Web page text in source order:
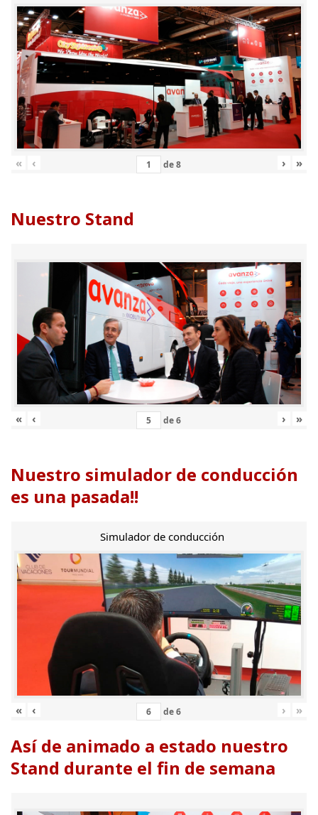
« ‹ de8 › »
Nuestro Stand
« ‹ de6 › »
Nuestro simulador de conducción
es una pasada!!
Simulador de conducción
« ‹ de6 › »
Así de animado a estado nuestro
Stand durante el fin de semana